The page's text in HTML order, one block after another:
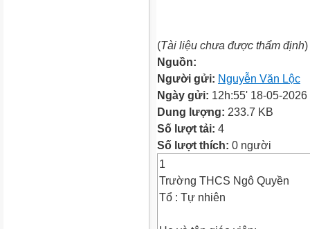
(Tài liệu chưa được thẩm định)
Nguồn:
Người gửi: Nguyễn Văn Lộc
Ngày gửi: 12h:55' 18-05-2026
Dung lượng: 233.7 KB
Số lượt tải: 4
Số lượt thích: 0 người
1
Trường THCS Ngô Quyền
Tổ : Tự nhiên